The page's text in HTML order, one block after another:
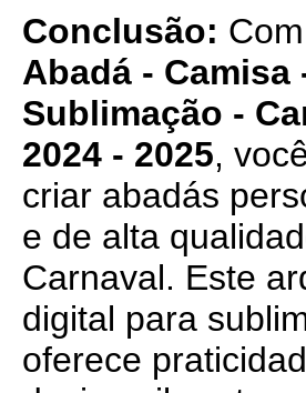
Conclusão:
Abadá - Camisa
Sublimação -
2024 - 2025,
criar abadás
e de alta
Carnaval. Este
digital para
oferece